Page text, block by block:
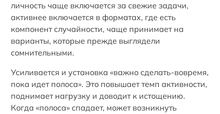
личность чаще включается за свежие задачи,
активнее включается в форматах, где есть
компонент случайности, чаще принимает на
варианты, которые прежде выглядели
сомнительными.
Усиливается и установка «важно сделать-вовремя,
пока идет полоса». Это повышает темп активности,
поднимает нагрузку и доводит к истощению.
Когда «полоса» спадает, может возникнуть